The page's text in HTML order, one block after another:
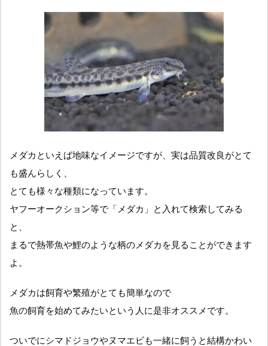
メダカといえば地味なイメージですが、実は品質改良がとて
も盛んらしく、
とても様々な種類になっています。
ヤフーオークション等で「メダカ」と入れて検索してみる
と、
まるで熱帯魚や鯉のような柄のメダカを見ることができます
よ。
メダカは飼育や繁殖がとても簡単なので
魚の飼育を始めてみたいという人に是非オススメです。
ついでにシマドジョウやヌマエビも一緒に飼うと結構かわい